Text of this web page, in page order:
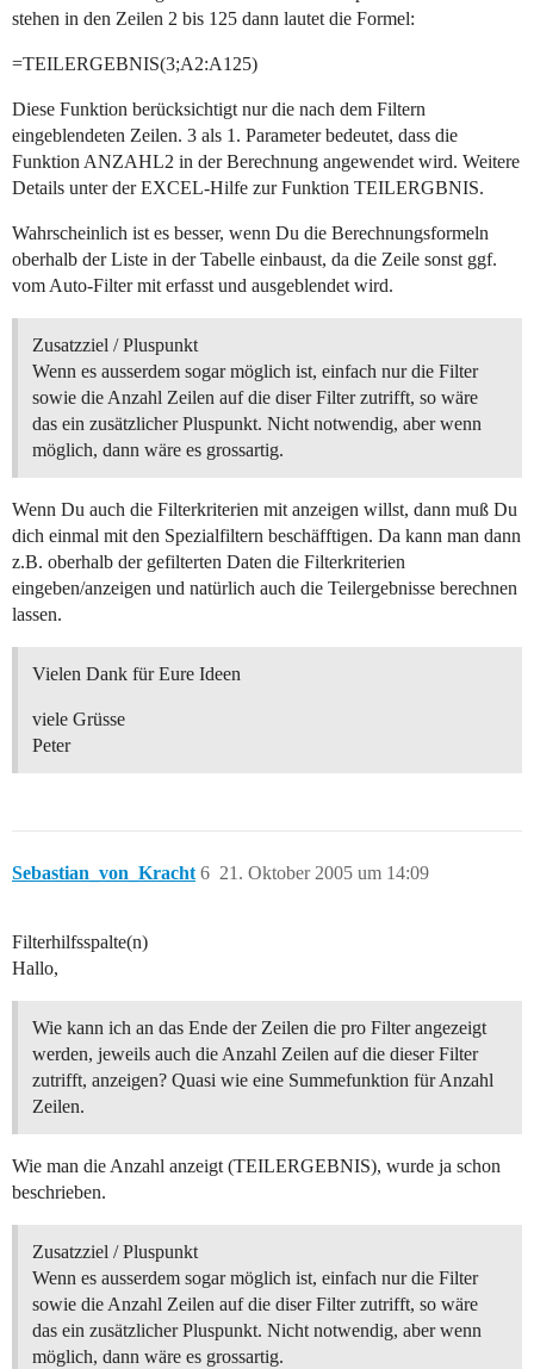
stehen in den Zeilen 2 bis 125 dann lautet die Formel:
=TEILERGEBNIS(3;A2:A125)
Diese Funktion berücksichtigt nur die nach dem Filtern
eingeblendeten Zeilen. 3 als 1. Parameter bedeutet, dass die
Funktion ANZAHL2 in der Berechnung angewendet wird. Weitere
Details unter der EXCEL-Hilfe zur Funktion TEILERGBNIS.
Wahrscheinlich ist es besser, wenn Du die Berechnungsformeln
oberhalb der Liste in der Tabelle einbaust, da die Zeile sonst ggf.
vom Auto-Filter mit erfasst und ausgeblendet wird.
Zusatzziel / Pluspunkt
Wenn es ausserdem sogar möglich ist, einfach nur die Filter
sowie die Anzahl Zeilen auf die diser Filter zutrifft, so wäre
das ein zusätzlicher Pluspunkt. Nicht notwendig, aber wenn
möglich, dann wäre es grossartig.
Wenn Du auch die Filterkriterien mit anzeigen willst, dann muß Du
dich einmal mit den Spezialfiltern beschäfftigen. Da kann man dann
z.B. oberhalb der gefilterten Daten die Filterkriterien
eingeben/anzeigen und natürlich auch die Teilergebnisse berechnen
lassen.
Vielen Dank für Eure Ideen
viele Grüsse
Peter
Sebastian_von_Kracht 21. Oktober 2005 um 14:09
6
Filterhilfsspalte(n)
Hallo,
Wie kann ich an das Ende der Zeilen die pro Filter angezeigt
werden, jeweils auch die Anzahl Zeilen auf die dieser Filter
zutrifft, anzeigen? Quasi wie eine Summefunktion für Anzahl
Zeilen.
Wie man die Anzahl anzeigt (TEILERGEBNIS), wurde ja schon
beschrieben.
Zusatzziel / Pluspunkt
Wenn es ausserdem sogar möglich ist, einfach nur die Filter
sowie die Anzahl Zeilen auf die diser Filter zutrifft, so wäre
das ein zusätzlicher Pluspunkt. Nicht notwendig, aber wenn
möglich, dann wäre es grossartig.